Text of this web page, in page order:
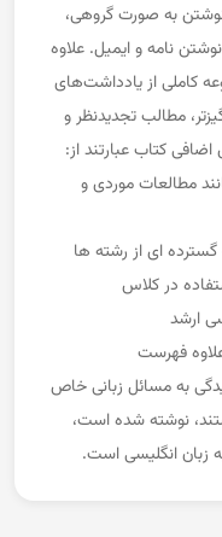
به صورت گروهی،
نامه و ایمیل. علاوه
کاملی از یادداشت‌های
مطالب تجدیدنظر و
کتاب عبارتند از:
مطالعات موردی و
ای از رشته ها
در کلاس
ارشد
فهرست
به مسائل زبانی خاص
نوشته شده است،
زبان انگلیسی است.